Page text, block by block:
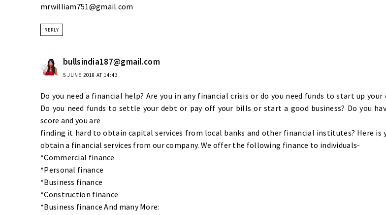
mrwilliam751@gmail.com
REPLY
bullsindia187@gmail.com
5 JUNE 2018 AT 14:43
Do you need a financial help? Are you in any financial crisis or do you need funds to start up your
Do you need funds to settle your debt or pay off your bills or start a good business? Do you
score and you are
finding it hard to obtain capital services from local banks and other financial institutes? Here is
obtain a financial services from our company. We offer the following finance to individuals-
*Commercial finance
*Personal finance
*Business finance
*Construction finance
*Business finance And many More: